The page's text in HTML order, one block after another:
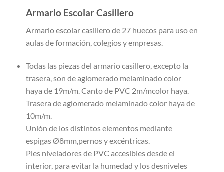
Armario Escolar Casillero
Armario escolar casillero de 27 huecos para uso en
aulas de formación, colegios y empresas.
Todas las piezas del armario casillero, excepto la
trasera, son de aglomerado melaminado color
haya de 19m/m. Canto de PVC 2m/mcolor haya.
Trasera de aglomerado melaminado color haya de
10m/m.
Unión de los distintos elementos mediante
espigas Ø8mm,pernos y excéntricas.
Pies niveladores de PVC accesibles desde el
interior, para evitar la humedad y los desniveles